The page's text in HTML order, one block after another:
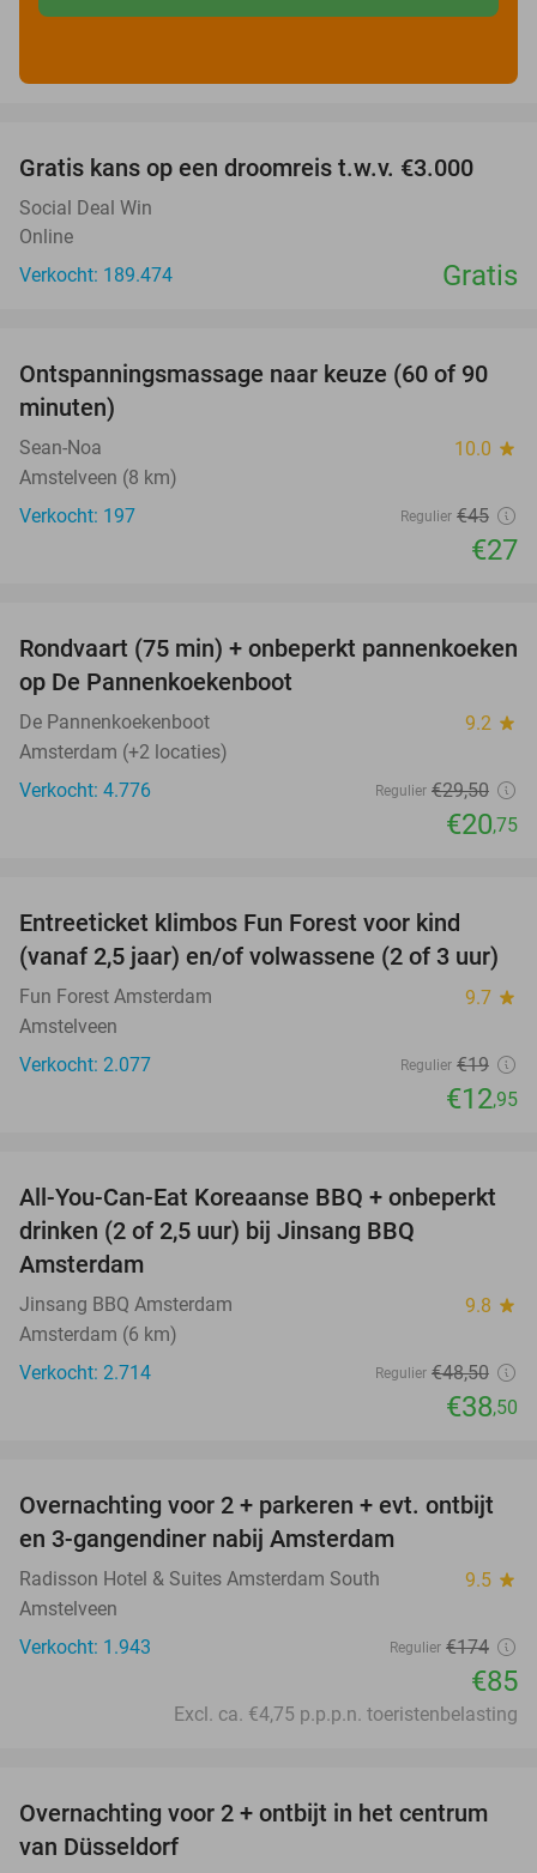
Gratis kans op een droomreis t.w.v. €3.000
Social Deal Win
Online
Verkocht: 189.474
Gratis
40%
Ontspanningsmassage naar keuze (60 of 90
minuten)
Sean-Noa 10.0 star
Amstelveen (8 km)
Verkocht: 197
Regulier €45
€27
30%
Rondvaart (75 min) + onbeperkt pannenkoeken
op De Pannenkoekenboot
De Pannenkoekenboot 9.2 star
Amsterdam (+2 locaties)
Verkocht: 4.776
Regulier €29,50
€20,75
Entreeticket klimbos Fun Forest voor kind
(vanaf 2,5 jaar) en/of volwassene (2 of 3 uur)
Fun Forest Amsterdam 9.7 star
Amstelveen
Verkocht: 2.077
Regulier €19
€12,95
21%
All-You-Can-Eat Koreaanse BBQ + onbeperkt
drinken (2 of 2,5 uur) bij Jinsang BBQ
Amsterdam
Jinsang BBQ Amsterdam 9.8 star
Amsterdam (6 km)
Verkocht: 2.714
Regulier €48,50
€38,50
51%
Overnachting voor 2 + parkeren + evt. ontbijt
en 3-gangendiner nabij Amsterdam
Radisson Hotel & Suites Amsterdam South 9.5 star
Amstelveen
Verkocht: 1.943
Regulier €174
€85
Excl. ca. €4,75 p.p.p.n. toeristenbelasting
41%
Overnachting voor 2 + ontbijt in het centrum
van Düsseldorf